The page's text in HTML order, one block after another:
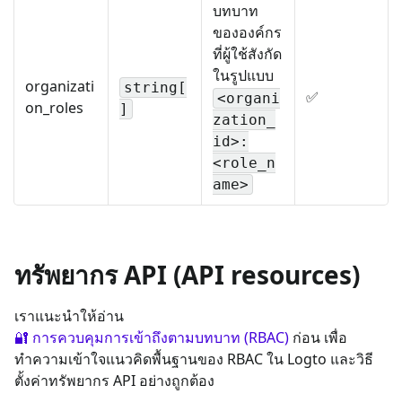
organizati
on_roles
string[
]
บทบาท
ขององค์กร
ที่ผู้ใช้สังกัด
ในรูปแบบ
<organi
zation_
id>:
<role_n
ame>
✅
ทรัพยากร API (API resources)
เราแนะนำให้อ่าน
🔐 การควบคุมการเข้าถึงตามบทบาท (RBAC) ก่อน เพื่อ
ทำความเข้าใจแนวคิดพื้นฐานของ RBAC ใน Logto และวิธี
ตั้งค่าทรัพยากร API อย่างถูกต้อง